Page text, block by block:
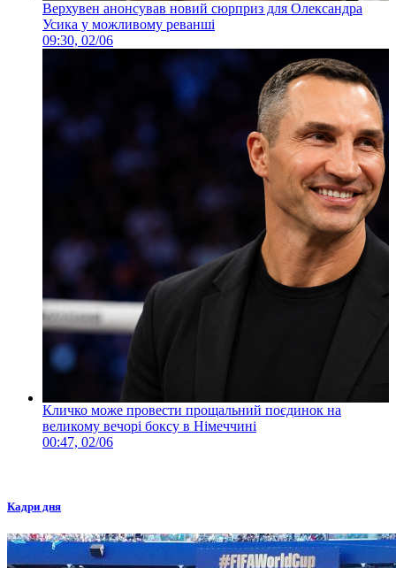
Верхувен анонсував новий сюрприз для Олександра
Усика у можливому реванші
09:30, 02/06
Кличко може провести прощальний поєдинок на
великому вечорі боксу в Німеччині
00:47, 02/06
Кадри дня